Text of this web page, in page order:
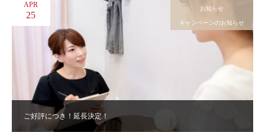
ご好評につき！延長決定！
APR
25
お知らせ
キャンペーンのお知らせ